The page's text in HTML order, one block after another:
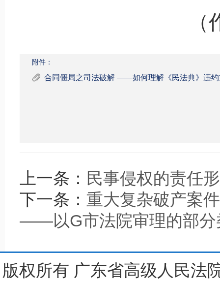
附件：
合同僵局之司法破解 ——如何理解《民法典》违
上一条： 民事侵权的责任
下一条： 重大复杂破产案
——以G市法院审理的部分
版权所有 广东省高级人民法